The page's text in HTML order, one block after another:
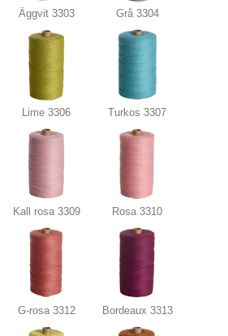
Äggvit 3303 Grå 3304
Lime 3306 Turkos 3307
Kall rosa 3309 Rosa 3310
G-rosa 3312 Bordeaux 3313